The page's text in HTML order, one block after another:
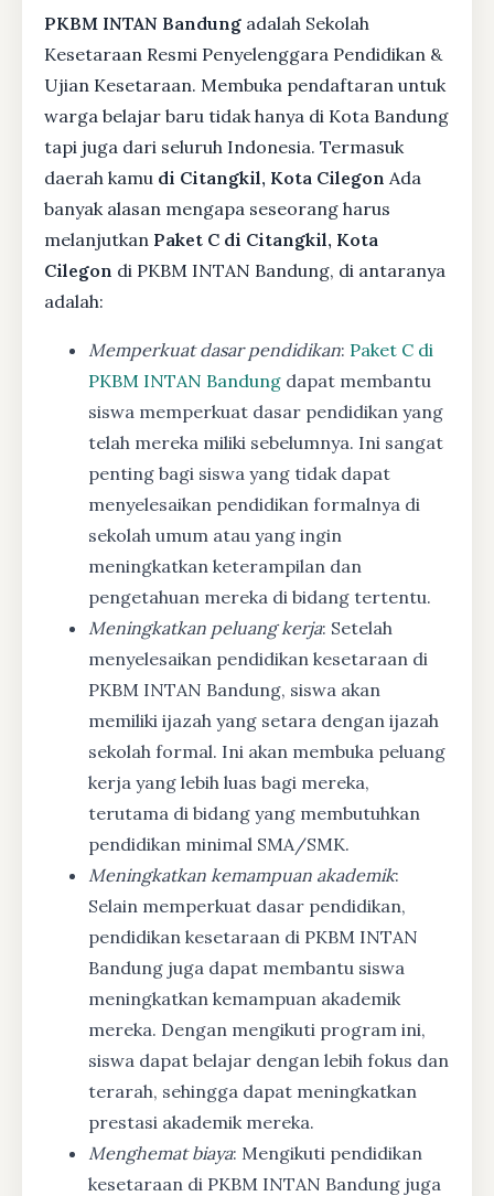
PKBM INTAN Bandung adalah Sekolah
Kesetaraan Resmi Penyelenggara Pendidikan &
Ujian Kesetaraan. Membuka pendaftaran untuk
warga belajar baru tidak hanya di Kota Bandung
tapi juga dari seluruh Indonesia. Termasuk
daerah kamu di Citangkil, Kota Cilegon Ada
banyak alasan mengapa seseorang harus
melanjutkan Paket C di Citangkil, Kota
Cilegon di PKBM INTAN Bandung, di antaranya
adalah:
Memperkuat dasar pendidikan: Paket C di
PKBM INTAN Bandung dapat membantu
siswa memperkuat dasar pendidikan yang
telah mereka miliki sebelumnya. Ini sangat
penting bagi siswa yang tidak dapat
menyelesaikan pendidikan formalnya di
sekolah umum atau yang ingin
meningkatkan keterampilan dan
pengetahuan mereka di bidang tertentu.
Meningkatkan peluang kerja: Setelah
menyelesaikan pendidikan kesetaraan di
PKBM INTAN Bandung, siswa akan
memiliki ijazah yang setara dengan ijazah
sekolah formal. Ini akan membuka peluang
kerja yang lebih luas bagi mereka,
terutama di bidang yang membutuhkan
pendidikan minimal SMA/SMK.
Meningkatkan kemampuan akademik:
Selain memperkuat dasar pendidikan,
pendidikan kesetaraan di PKBM INTAN
Bandung juga dapat membantu siswa
meningkatkan kemampuan akademik
mereka. Dengan mengikuti program ini,
siswa dapat belajar dengan lebih fokus dan
terarah, sehingga dapat meningkatkan
prestasi akademik mereka.
Menghemat biaya: Mengikuti pendidikan
kesetaraan di PKBM INTAN Bandung juga